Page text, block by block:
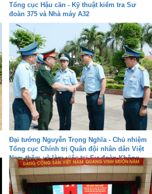
Tổng cục Hậu cần - Kỹ thuật kiểm tra Sư
đoàn 375 và Nhà máy A32
Đại tướng Nguyễn Trọng Nghĩa - Chủ nhiệm
Tổng cục Chính trị Quân đội nhân dân Việt
Nam thăm và làm việc tại Sư đoàn Không
quân 372